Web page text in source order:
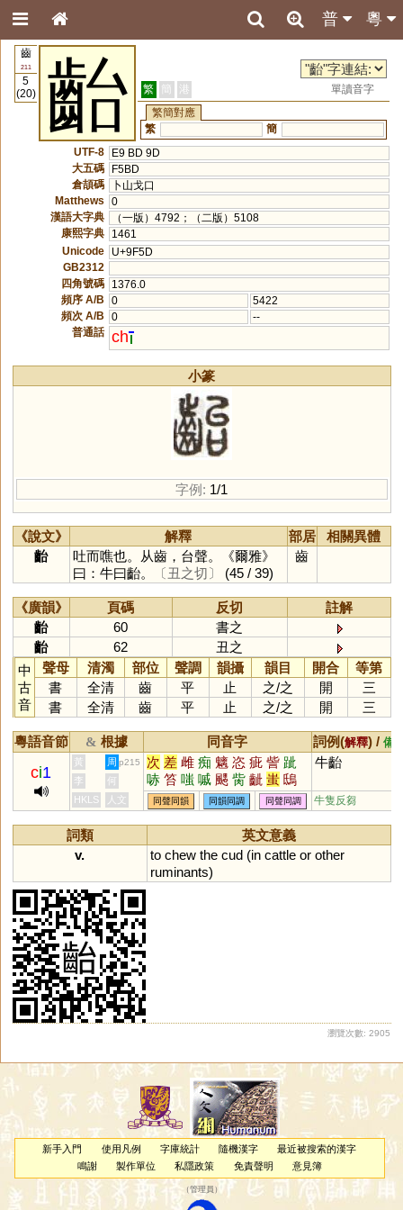
粵
普
齒
211
5
(20)
齝 繁 簡 港
單讀音字
繁簡對應
繁
簡
UTF-8
E9 BD 9D
大五碼
F5BD
倉頡碼
卜山戈口
Matthews
0
漢語大字典
（一版）4792；（二版）5108
康熙字典
1461
Unicode
U+9F5D
GB2312
四角號碼
1376.0
頻序 A/B
0
5422
頻次 A/B
0
--
普通話 ch
小篆
字例: 1/1
《說文》 解釋 部居
相關異體
齝
吐而噍也。从齒，台聲。《爾雅》
曰：牛曰齝。
〔丑之切〕 (45 / 39)
齒
《廣韻》 頁碼 反切
註解
齝
60
書之
齝
62
丑之
中
古
音
聲母 清濁 部位 聲調 韻攝 韻目 開合
等第
書
全清 齒 平 止 之/之 開
三
書
全清 齒 平 止 之/之 開 三
粵語音節 & 根據 同音字 詞例(解釋) / 備
ci1
黃 周 p215 次 差 雌 痴 魑 恣 疵 訾 跐
哧 笞 嗤 嘁 颸 胔 齜 蚩 鴟
呲 瓻 郗 眵 玼 髊 攡 螭 粢
骴 飺 摛 絺 媸 趑 离 偨 齹
胵 樆 縒 趀 瞝 黐 誺 鈭 蠀
癡
牛齝
李
何
HKLS
人文 同聲同韻 同韻同調 同聲同調 牛隻反芻
詞類
英文意義
v.
to chew the cud(in cattle or other
ruminants)
瀏覽次數: 2905
新手入門 使用凡例 字庫統計 隨機漢字
最近被搜索的漢字
鳴謝
製作單位 私隱政策 免責聲明 意見簿
（管理員 ）